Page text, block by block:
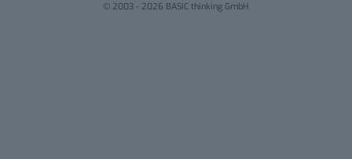
© 2003 - 2026 BASIC thinking GmbH